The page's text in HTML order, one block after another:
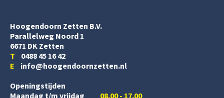
Hoogendoorn Zetten B.V.
Parallelweg Noord 1
6671 DK Zetten
T 0488 45 16 42
E info@hoogendoornzetten.nl
Openingstijden
Maandag t/m vrijdag
08.00 - 17.00